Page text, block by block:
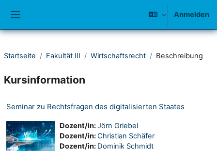
Anmelden
Startseite Fakultät III Wirtschaftsrecht Beschreibung
Kursinformation
Seminar zu Rechtsfragen des digitalisierten Staates
Dozent/in:Jörn Griebel
Dozent/in:Christian Schäfer
Dozent/in: Dominik Schmidt